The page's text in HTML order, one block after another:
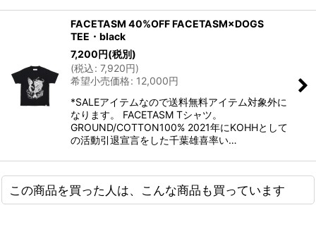
FACETASM 40%OFF FACETASM×DOGS
TEE・black
7,200円(税別)
(税込: 7,920円)
希望小売価格: 12,000円
*SALEアイテムなので送料無料アイテム対象外に
なります。 FACETASM Tシャツ。
GROUND/COTTON100% 2021年にKOHHとして
の活動引退宣言をした千葉雄喜率い…
この商品を買った人は、こんな商品も買っています